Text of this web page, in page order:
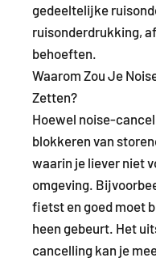
gedeeltelijke
ruisonderdrukking,
behoeften.
Waarom Zou Je
Zetten?
Hoewel noise-
blokkeren van
waarin je liever niet
omgeving.
fietst en goed moet
heen gebeurt. Het
cancelling kan je